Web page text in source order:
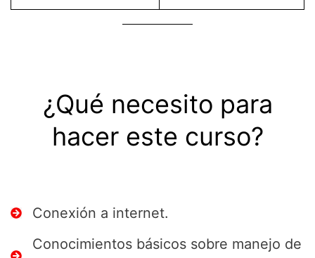
¿Qué necesito para
hacer este curso?
Conexión a internet.
Conocimientos básicos sobre manejo de